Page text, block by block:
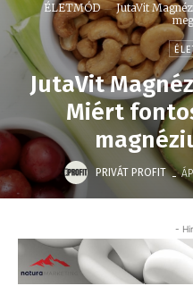
ÉLETMÓD
JutaVit
JutaVit
Miért
PRIVÁT PROFIT -
-